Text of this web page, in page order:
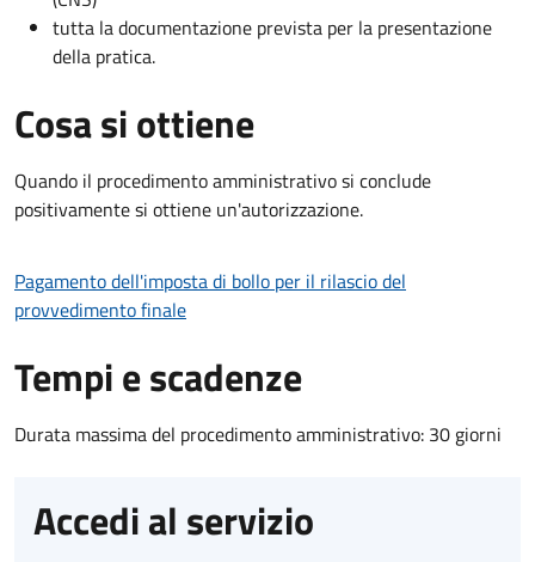
tutta la documentazione prevista per la presentazione
della pratica.
Cosa si ottiene
Quando il procedimento amministrativo si conclude
positivamente si ottiene un'autorizzazione.
Pagamento dell'imposta di bollo per il rilascio del
provvedimento finale
Tempi e scadenze
Durata massima del procedimento amministrativo: 30 giorni
Accedi al servizio